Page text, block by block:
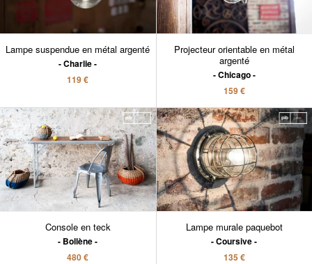
Lampe suspendue en métal argenté
Charlie
119 €
Projecteur orientable en métal
argenté
Chicago
159 €
Console en teck
Bollène
480 €
Lampe murale paquebot
Coursive
135 €